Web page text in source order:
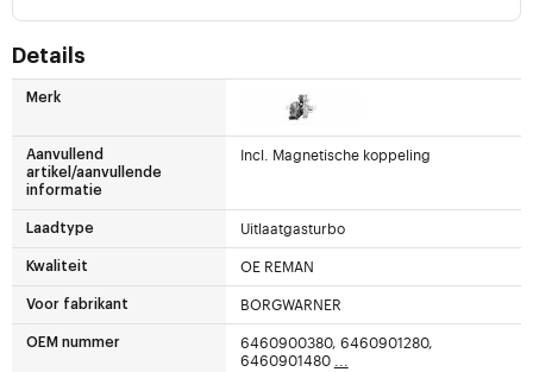
Details
Merk
Aanvullend
artikel/aanvullende
informatie
Incl. Magnetische koppeling
Laadtype Uitlaatgasturbo
Kwaliteit OE REMAN
Voor fabrikant BORGWARNER
OEM nummer
6460900380, 6460901280,
6460901480 ...